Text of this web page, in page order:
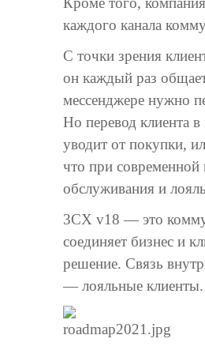
каждого канала
С точки зрения
он каждый раз
мессенджере нужно
Но перевод клиента
уводит от покупки,
что при современной
обслуживания и
3CX v18 — это
соединяет бизнес и
решение. Связь
— лояльные клиенты.